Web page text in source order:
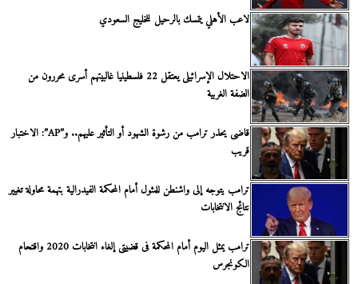
لاعب الأهلي يتمسك بالرحيل للخليج السعودي
الاحتلال الإسرائيلى يعتقل 22 فلسطينيا غالبيتهم أسرى محررون من
الضفة الغربية
قاضى يحذر ترامب من رشوة الشهود أو التأثير عليهم.. و”AP”: الاختبار
قريب
ترامب يتوجه إلى واشنطن للمثول أمام المحكمة الفيدرالية بتهمة محاولة تغيير
نتائج الانتخابات
ترامب يمثل اليوم أمام المحكمة فى قضيتى إلغاء انتخابات 2020 واقتحام
الكونجرس